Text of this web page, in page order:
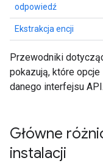
odpowiedź
Ekstrakcja encji
Przewodniki
pokazują, które
danego interfejsu API.
Główne
instalacji